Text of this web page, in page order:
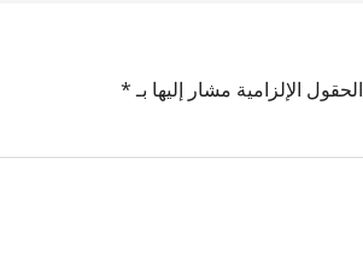
الحقول الإلزامية مشار إليها بـ*